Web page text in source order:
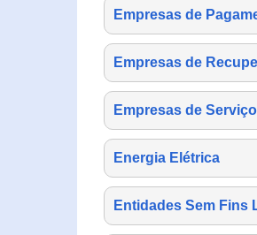
Empresas de
Empresas de
Empresas de
Energia Elétrica
Entidades Sem Fins